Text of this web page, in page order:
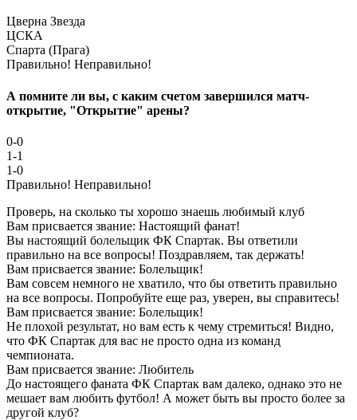
Цверна Звезда
ЦСКА
Спарта (Прага)
Правильно! Неправильно!
А помните ли вы, с каким счетом завершился матч-
открытие, "Открытие" арены?
0-0
1-1
1-0
Правильно! Неправильно!
Проверь, на сколько ты хорошо знаешь любимый клуб
Вам присвается звание: Настоящий фанат!
Вы настоящий болельщик ФК Спартак. Вы ответили
правильно на все вопросы! Поздравляем, так держать!
Вам присвается звание: Болельщик!
Вам совсем немного не хватило, что бы ответить правильно
на все вопросы. Попробуйте еще раз, уверен, вы справитесь!
Вам присвается звание: Болельщик!
Не плохой результат, но вам есть к чему стремиться! Видно,
что ФК Спартак для вас не просто одна из команд
чемпионата.
Вам присвается звание: Любитель
До настоящего фаната ФК Спартак вам далеко, однако это не
мешает вам любить футбол! А может быть вы просто более за
другой клуб?